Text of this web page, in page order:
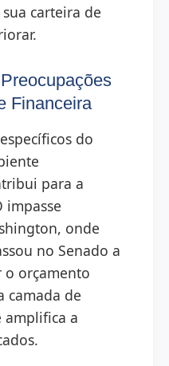
carteira de
Financeira
do
para a
impasse
onde
no Senado a
o orçamento
camada de
amplifica a